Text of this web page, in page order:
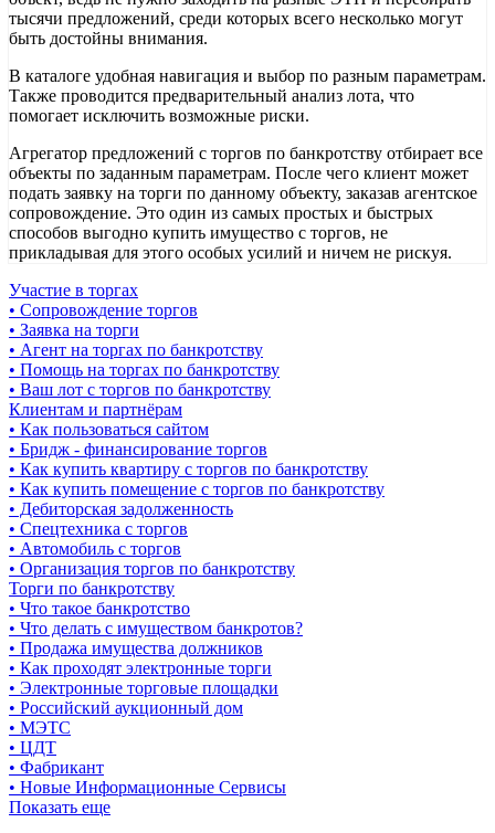
тысячи предложений, среди которых всего несколько могут
быть достойны внимания.
В каталоге удобная навигация и выбор по разным параметрам.
Также проводится предварительный анализ лота, что
помогает исключить возможные риски.
Агрегатор предложений с торгов по банкротству отбирает все
объекты по заданным параметрам. После чего клиент может
подать заявку на торги по данному объекту, заказав агентское
сопровождение. Это один из самых простых и быстрых
способов выгодно купить имущество с торгов, не
прикладывая для этого особых усилий и ничем не рискуя.
Участие в торгах
• Сопровождение торгов
• Заявка на торги
• Агент на торгах по банкротству
• Помощь на торгах по банкротству
• Ваш лот с торгов по банкротству
Клиентам и партнёрам
• Как пользоваться сайтом
• Бридж - финансирование торгов
• Как купить квартиру с торгов по банкротству
• Как купить помещение с торгов по банкротству
• Дебиторская задолженность
• Спецтехника с торгов
• Автомобиль с торгов
• Организация торгов по банкротству
Торги по банкротству
• Что такое банкротство
• Что делать с имуществом банкротов?
• Продажа имущества должников
• Как проходят электронные торги
• Электронные торговые площадки
• Российский аукционный дом
• МЭТС
• ЦДТ
• Фабрикант
• Новые Информационные Сервисы
Показать еще